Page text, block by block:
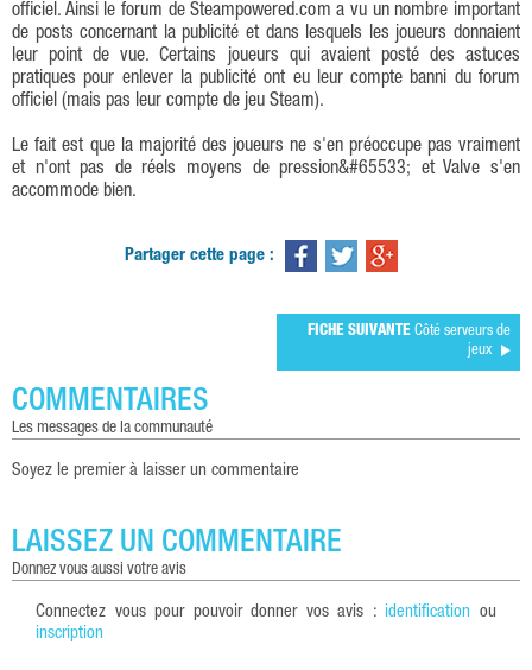
officiel. Ainsi le forum de Steampowered.com a vu un nombre important
de posts concernant la publicité et dans lesquels les joueurs donnaient
leur point de vue. Certains joueurs qui avaient posté des astuces
pratiques pour enlever la publicité ont eu leur compte banni du forum
officiel (mais pas leur compte de jeu Steam).
Le fait est que la majorité des joueurs ne s'en préoccupe pas vraiment
et n'ont pas de réels moyens de pression&#65533; et Valve s'en
accommode bien.
Partager cette page :
FICHE SUIVANTE Côté serveurs de
jeux
COMMENTAIRES
les messages de la communauté
Soyez le premier à laisser un commentaire
LAISSEZ UN COMMENTAIRE
donnez vous aussi votre avis
Connectez vous pour pouvoir donner vos avis : identification ou
inscription